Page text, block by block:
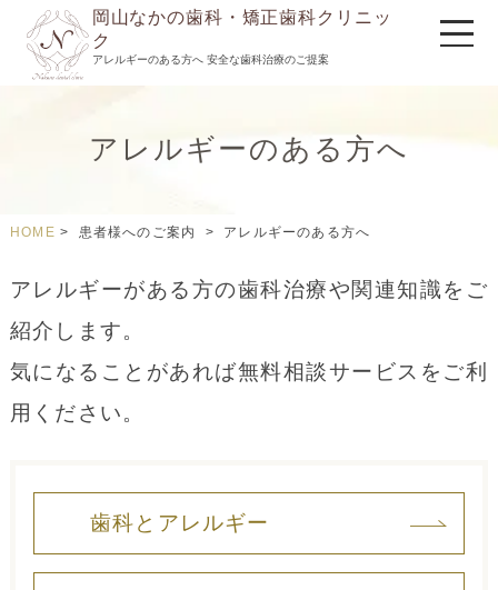
岡山なかの歯科・矯正歯科クリニッ
ク
アレルギーのある方へ 安全な歯科治療のご提案
アレルギーのある方へ
HOME > 患者様へのご案内 > アレルギーのある方へ
アレルギーがある方の歯科治療や関連知識をご
紹介します。
気になることがあれば無料相談サービスをご利
用ください。
歯科とアレルギー